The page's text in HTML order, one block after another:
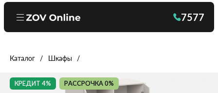
7577
Каталог Шкафы
КРЕДИТ 4% РАССРОЧКА 0%